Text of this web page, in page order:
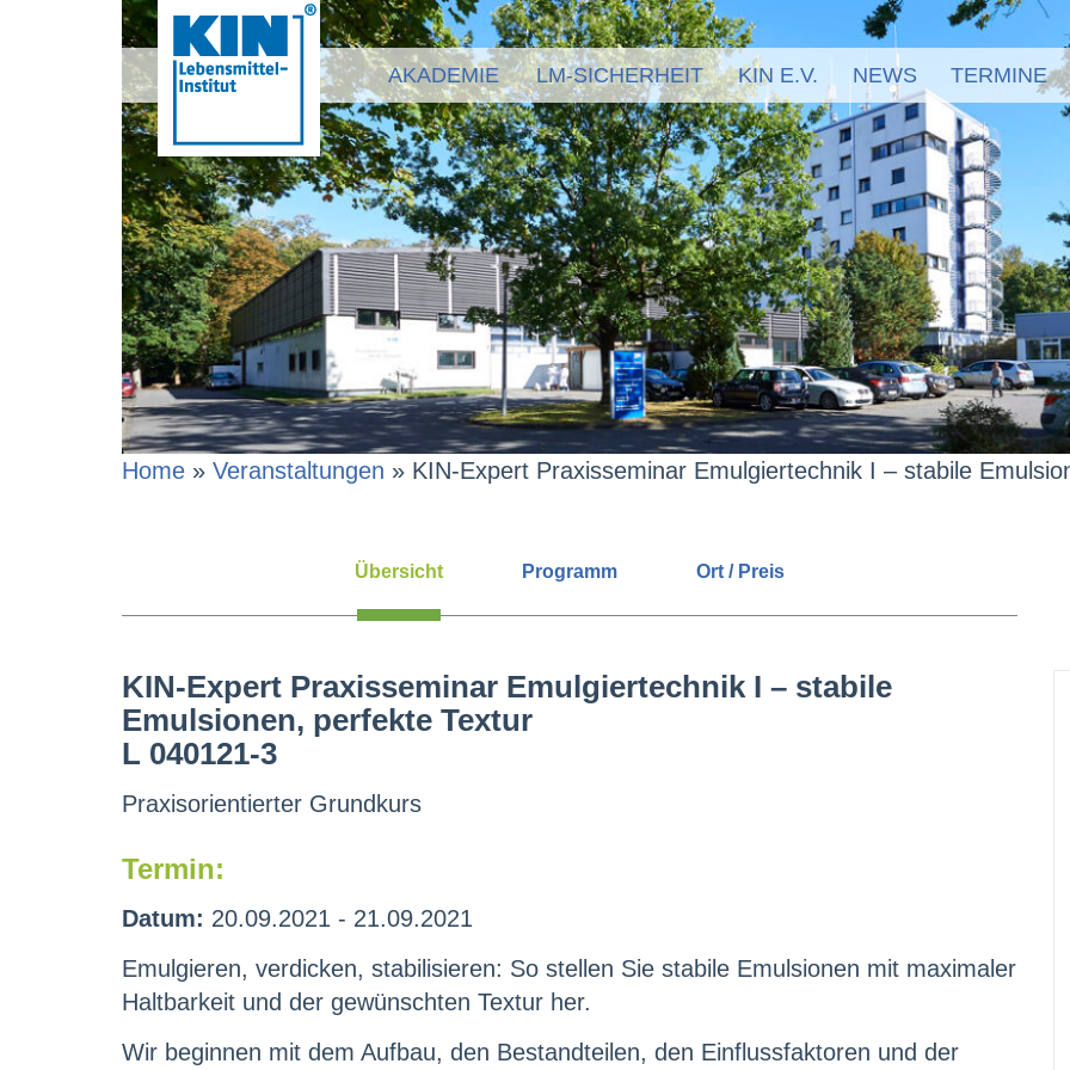
AKADEMIE LM-SICHERHEIT KIN E.V. NEWS TERMINE
Home » Veranstaltungen » KIN-Expert Praxisseminar Emulgiertechnik I – stabile
Übersicht Programm Ort / Preis
KIN-Expert Praxisseminar Emulgiertechnik I – stabile
Emulsionen, perfekte Textur
L 040121-3
Praxisorientierter Grundkurs
Termin:
Datum: 20.09.2021 - 21.09.2021
Emulgieren, verdicken, stabilisieren: So stellen Sie stabile Emulsionen mit maximaler
Haltbarkeit und der gewünschten Textur her.
Wir beginnen mit dem Aufbau, den Bestandteilen, den Einflussfaktoren und der